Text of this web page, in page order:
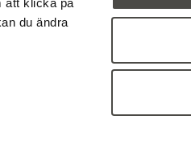
att klicka på
du ändra
bevarande